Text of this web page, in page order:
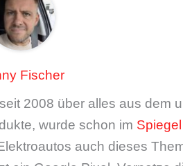
Fischer
2008 über alles aus dem
wurde schon im Spiegel
auch dieses